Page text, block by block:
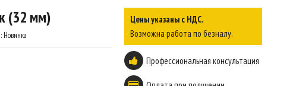
(32 мм)
Новинка
Цены указаны с НДС.
Возможна работа по безналу.
Профессиональная консультация